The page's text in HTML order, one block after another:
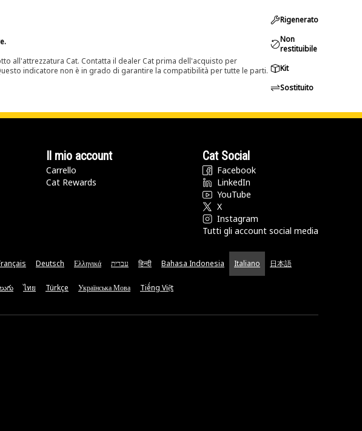
all'attrezzatura Cat. Contatta il dealer Cat prima dell'acquisto per
indicatore non è in grado di garantire la compatibilità per tutte le parti.
Rigenerato
Non
restituibile
Kit
Sostituito
Il mio account
Carrello
Cat Rewards
Cat Social
Facebook
LinkedIn
YouTube
X
Instagram
Tutti gli account social media
Deutsch Ελληνικά עברית हिन्दी Bahasa Indonesia Italiano 日本語
ไทย Türkçe Українська Мова Tiếng Việt